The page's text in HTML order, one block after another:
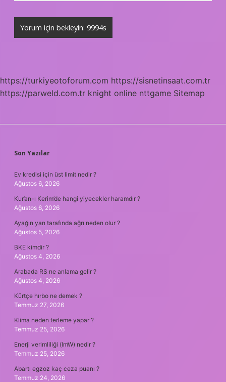
https://turkiyeotoforum.com https://sisnetinsaat.com.tr
https://parweld.com.tr knight online nttgame Sitemap
SIDEBAR
Son Yazılar
Ev kredisi için üst limit nedir ?
Ağustos 6, 2026
Kur’an-ı Kerim’de hangi yiyecekler haramdır ?
Ağustos 6, 2026
Ayağın yan tarafında ağrı neden olur ?
Ağustos 5, 2026
BKE kimdir ?
Ağustos 4, 2026
Arabada RS ne anlama gelir ?
Ağustos 4, 2026
Kürtçe hırbo ne demek ?
Temmuz 27, 2026
Klima neden terleme yapar ?
Temmuz 25, 2026
Enerji verimliliği (lmW) nedir ?
Temmuz 25, 2026
Abartı egzoz kaç ceza puanı ?
Temmuz 24, 2026